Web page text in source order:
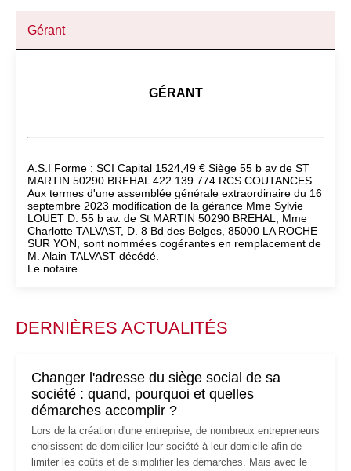
Gérant
GÉRANT
A.S.I Forme : SCI Capital 1524,49 € Siège 55 b av de ST
MARTIN 50290 BREHAL 422 139 774 RCS COUTANCES
Aux termes d'une assemblée générale extraordinaire du 16
septembre 2023 modification de la gérance Mme Sylvie
LOUET D. 55 b av. de St MARTIN 50290 BREHAL, Mme
Charlotte TALVAST, D. 8 Bd des Belges, 85000 LA ROCHE
SUR YON, sont nommées cogérantes en remplacement de
M. Alain TALVAST décédé.
Le notaire
DERNIÈRES ACTUALITÉS
Changer l'adresse du siège social de sa
société : quand, pourquoi et quelles
démarches accomplir ?
Lors de la création d'une entreprise, de nombreux entrepreneurs
choisissent de domicilier leur société à leur domicile afin de
limiter les coûts et de simplifier les démarches. Mais avec le